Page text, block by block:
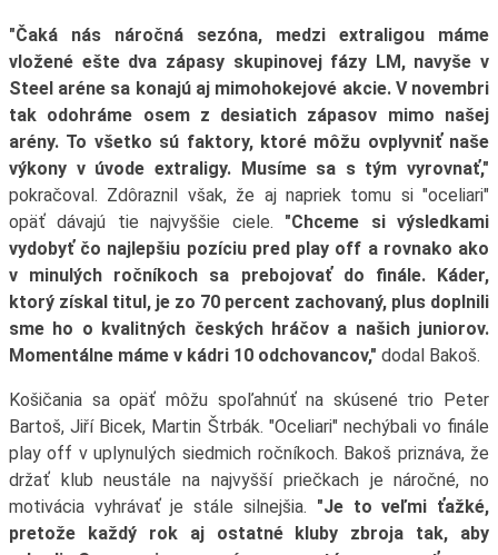
"Čaká nás náročná sezóna, medzi extraligou máme
vložené ešte dva zápasy skupinovej fázy LM, navyše v
Steel aréne sa konajú aj mimohokejové akcie. V novembri
tak odohráme osem z desiatich zápasov mimo našej
arény. To všetko sú faktory, ktoré môžu ovplyvniť naše
výkony v úvode extraligy. Musíme sa s tým vyrovnať,"
pokračoval. Zdôraznil však, že aj napriek tomu si "oceliari"
opäť dávajú tie najvyššie ciele. "Chceme si výsledkami
vydobyť čo najlepšiu pozíciu pred play off a rovnako ako
v minulých ročníkoch sa prebojovať do finále. Káder,
ktorý získal titul, je zo 70 percent zachovaný, plus doplnili
sme ho o kvalitných českých hráčov a našich juniorov.
Momentálne máme v kádri 10 odchovancov," dodal Bakoš.
Košičania sa opäť môžu spoľahnúť na skúsené trio Peter
Bartoš, Jiří Bicek, Martin Štrbák. "Oceliari" nechýbali vo finále
play off v uplynulých siedmich ročníkoch. Bakoš priznáva, že
držať klub neustále na najvyšší priečkach je náročné, no
motivácia vyhrávať je stále silnejšia. "Je to veľmi ťažké,
pretože každý rok aj ostatné kluby zbroja tak, aby